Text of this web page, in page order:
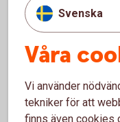
Här ligare
Som kund gör du
Läs om vårt
Svenska
Våra
Vi använder
tekniker för att
finns även cookies